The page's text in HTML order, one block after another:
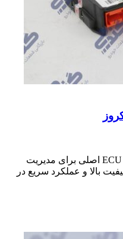
کامپیوتر ایربگ سوکت نارنجی کروز، ECU اصلی برای مدیریت
بالا و عملکرد سریع در